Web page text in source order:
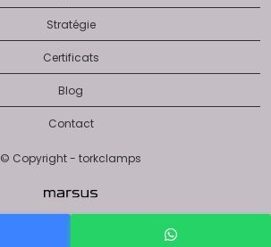
Stratégie
Certificats
Blog
Contact
© Copyright - torkclamps